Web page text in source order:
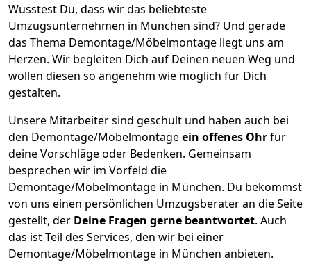
Wusstest Du, dass wir das beliebteste
Umzugsunternehmen in München sind? Und gerade
das Thema Demontage/Möbelmontage liegt uns am
Herzen. Wir begleiten Dich auf Deinen neuen Weg und
wollen diesen so angenehm wie möglich für Dich
gestalten.
Unsere Mitarbeiter sind geschult und haben auch bei
den Demontage/Möbelmontageein offenes Ohrfür
deine Vorschläge oder Bedenken. Gemeinsam
besprechen wir im Vorfeld die
Demontage/Möbelmontage in München. Du bekommst
von uns einen persönlichen Umzugsberater an die Seite
gestellt, der Deine Fragen gerne beantwortet. Auch
das ist Teil des Services, den wir bei einer
Demontage/Möbelmontage in München anbieten.